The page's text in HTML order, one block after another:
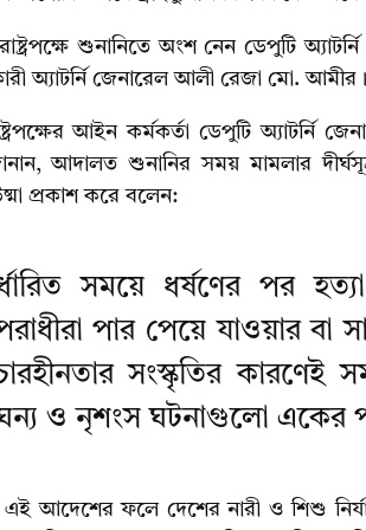
শুনানিতে অংশ নেন ডেপুটি
অ্যাটর্নি জেনারেল আলী রেজা মো. আমীর।
আইন কর্মকর্তা ডেপুটি অ্যাটর্নি
আদালত শুনানির সময় মামলার
প্রকাশ করে বলেন:
সময়ে ধর্ষণের পর
পার পেয়ে যাওয়ার
সংস্কৃতির কারণেই
ও নৃশংস ঘটনাগুলো একের
আদেশের ফলে দেশের নারী ও শিশু